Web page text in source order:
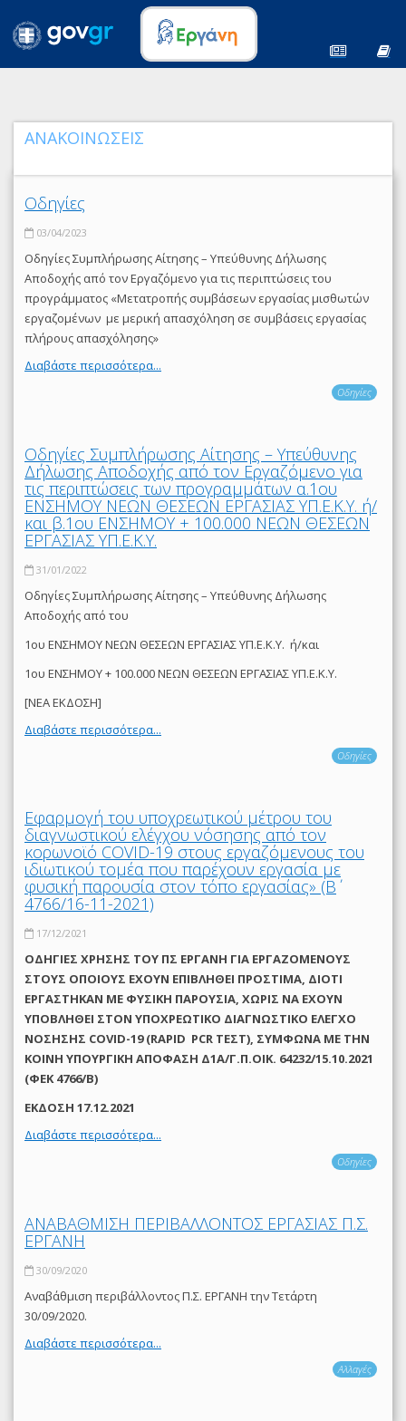
ΑΝΑΚΟΙΝΩΣΕΙΣ
Οδηγίες
03/04/2023
Οδηγίες Συμπλήρωσης Αίτησης – Υπεύθυνης Δήλωσης
Αποδοχής από τον Εργαζόμενο για τις περιπτώσεις του
προγράμματος «Μετατροπής συμβάσεων εργασίας μισθωτών
εργαζομένων με μερική απασχόληση σε συμβάσεις εργασίας
πλήρους απασχόλησης»
Διαβάστε περισσότερα...
Οδηγίες
Οδηγίες Συμπλήρωσης Αίτησης – Υπεύθυνης
Δήλωσης Αποδοχής από τον Εργαζόμενο για
τις περιπτώσεις των προγραμμάτων α.1ου
ΕΝΣΗΜΟΥ ΝΕΩΝ ΘΕΣΕΩΝ ΕΡΓΑΣΙΑΣ ΥΠ.Ε.Κ.Υ. ή/
και β.1ου ΕΝΣΗΜΟΥ + 100.000 ΝΕΩΝ ΘΕΣΕΩΝ
ΕΡΓΑΣΙΑΣ ΥΠ.Ε.Κ.Υ.
31/01/2022
Οδηγίες Συμπλήρωσης Αίτησης – Υπεύθυνης Δήλωσης
Αποδοχής από του
1ου ΕΝΣΗΜΟΥ ΝΕΩΝ ΘΕΣΕΩΝ ΕΡΓΑΣΙΑΣ ΥΠ.Ε.Κ.Υ. ή/και
1ου ΕΝΣΗΜΟΥ + 100.000 ΝΕΩΝ ΘΕΣΕΩΝ ΕΡΓΑΣΙΑΣ ΥΠ.Ε.Κ.Υ.
[ΝΕΑ ΕΚΔΟΣΗ]
Διαβάστε περισσότερα...
Οδηγίες
Εφαρμογή του υποχρεωτικού μέτρου του
διαγνωστικού ελέγχου νόσησης από τον
κορωνοϊό COVID-19 στους εργαζόμενους του
ιδιωτικού τομέα που παρέχουν εργασία με
φυσική παρουσία στον τόπο εργασίας» (Β΄
4766/16-11-2021)
17/12/2021
ΟΔΗΓΙΕΣ ΧΡΗΣΗΣ ΤΟΥ ΠΣ ΕΡΓΑΝΗ ΓΙΑ ΕΡΓΑΖΟΜΕΝΟΥΣ
ΣΤΟΥΣ ΟΠΟΙΟΥΣ ΕΧΟΥΝ ΕΠΙΒΛΗΘΕΙ ΠΡΟΣΤΙΜΑ, ΔΙΟΤΙ
ΕΡΓΑΣΤΗΚΑΝ ΜΕ ΦΥΣΙΚΗ ΠΑΡΟΥΣΙΑ, ΧΩΡΙΣ ΝΑ ΕΧΟΥΝ
ΥΠΟΒΛΗΘΕΙ ΣΤΟΝ ΥΠΟΧΡΕΩΤΙΚΟ ΔΙΑΓΝΩΣΤΙΚΟ ΕΛΕΓΧΟ
ΝΟΣΗΣΗΣ COVID-19 (RAPID PCR ΤΕΣΤ), ΣΥΜΦΩΝΑ ΜΕ THN
ΚΟΙΝΗ ΥΠΟΥΡΓΙΚΗ ΑΠΟΦΑΣΗ Δ1Α/Γ.Π.ΟΙΚ. 64232/15.10.2021
(ΦΕΚ 4766/Β)
ΕΚΔΟΣΗ 17.12.2021
Διαβάστε περισσότερα...
Οδηγίες
ΑΝΑΒΑΘΜΙΣΗ ΠΕΡΙΒΑΛΛΟΝΤΟΣ ΕΡΓΑΣΙΑΣ Π.Σ.
ΕΡΓΑΝΗ
30/09/2020
Αναβάθμιση περιβάλλοντος Π.Σ. ΕΡΓΑΝΗ την Τετάρτη
30/09/2020.
Διαβάστε περισσότερα...
Αλλαγές